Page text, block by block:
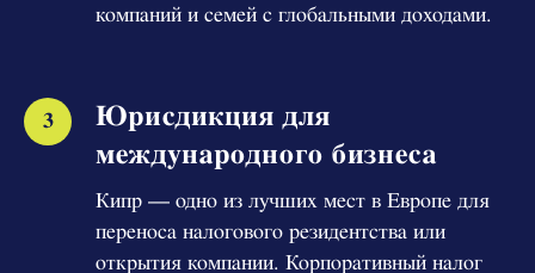
компаний и семей с глобальными доходами.
Юрисдикция для
международного бизнеса
Кипр — одно из лучших мест в Европе для
переноса налогового резидентства или
открытия компании. Корпоративный налог